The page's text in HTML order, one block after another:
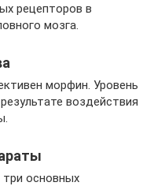
рецепторов в
мозга.
морфин. Уровень
воздействия
основных